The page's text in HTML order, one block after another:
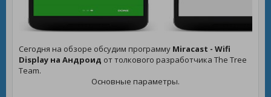
Сегодня на обзоре обсудим программу Miracast - Wifi
Display на Андроид от толкового разработчика The Tree
Team.
Основные параметры.